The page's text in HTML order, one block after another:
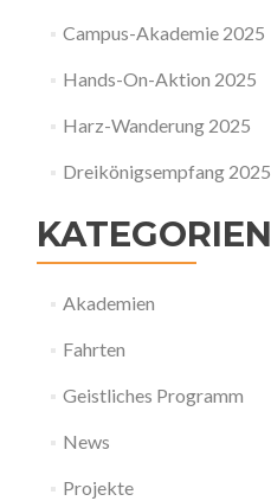
Campus-Akademie 2025
Hands-On-Aktion 2025
Harz-Wanderung 2025
Dreikönigsempfang 2025
KATEGORIEN
Akademien
Fahrten
Geistliches Programm
News
Projekte